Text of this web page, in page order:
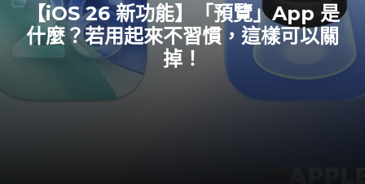
【iOS 26 新功能】「預覽」App 是
什麼？若用起來不習慣，這樣可以關
掉！